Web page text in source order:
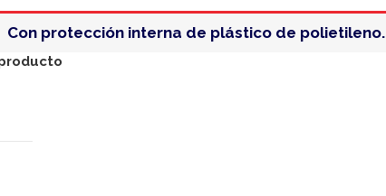
Con protección interna de plástico de polietileno.